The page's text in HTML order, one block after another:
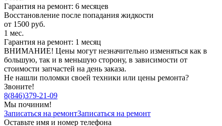
Гарантия на ремонт: 6 месяцев
Восстановление после попадания жидкости
от 1500 руб.
1 мес.
Гарантия на ремонт: 1 месяц
ВНИМАНИЕ! Цены могут незначительно изменяться как в
большую, так и в меньшую сторону, в зависимости от
стоимости запчастей на день заказа.
Не нашли поломки своей техники или цены ремонта?
Звоните!
8(846)379-21-09
Мы починим!
Записаться на ремонтЗаписаться на ремонт
Оставьте имя и номер телефона